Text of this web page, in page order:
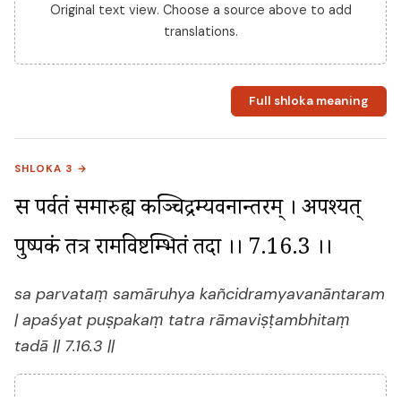
Original text view. Choose a source above to add
translations.
Full shloka meaning
SHLOKA 3 →
स पर्वतं समारुह्य कञ्चिद्रम्यवनान्तरम् । अपश्यत्
पुष्पकं तत्र रामविष्टम्भितं तदा ।। 7.16.3 ।।
sa parvataṃ samāruhya kañcidramyavanāntaram
| apaśyat puṣpakaṃ tatra rāmaviṣṭambhitaṃ
tadā || 7.16.3 ||